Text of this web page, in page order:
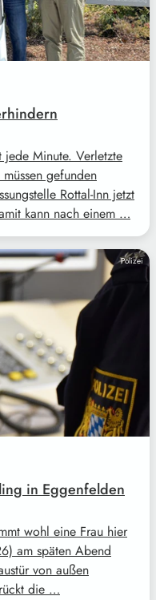
Minute. Verletzte
gefunden
Rottal-Inn jetzt
kann nach einem …
Polizei
in Eggenfelden
wohl eine Frau hier
am späten Abend
von außen
die …